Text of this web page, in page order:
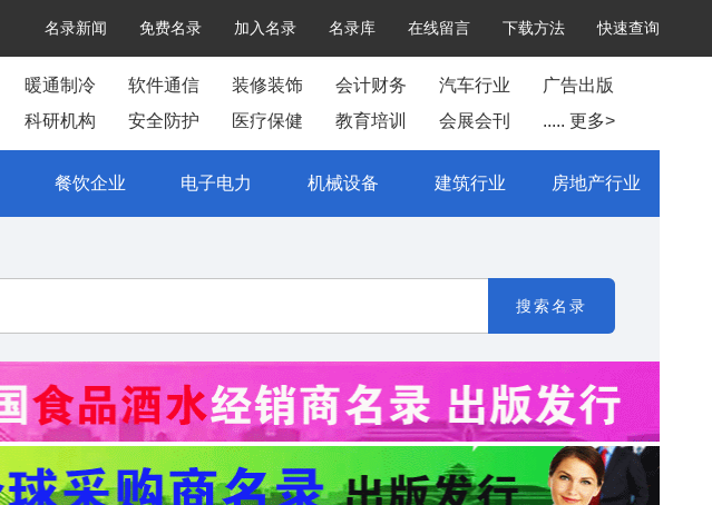
名录新闻 免费名录 加入名录 名录库 在线留言 下载方法 快速查询
暖通制冷 软件通信 装修装饰 会计财务 汽车行业
广告出版
科研机构 安全防护 医疗保健 教育培训 会展会刊 ..... 更多>
餐饮企业 电子电力 机械设备 建筑行业 房地产行业
搜索名录